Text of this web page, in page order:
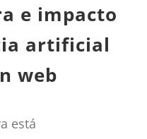
e impacto
artificial
web
está